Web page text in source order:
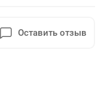
Оставить отзыв